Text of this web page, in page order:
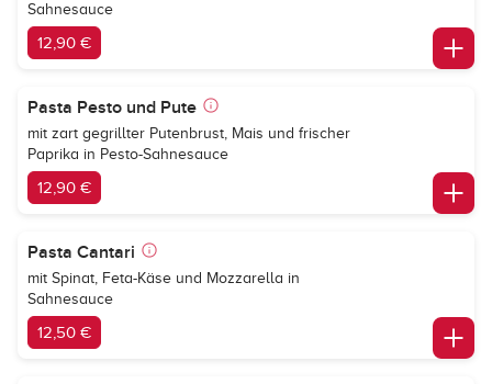
Sahnesauce
12,90 €
Pasta Pesto und Pute
mit zart gegrillter Putenbrust, Mais und frischer
Paprika in Pesto-Sahnesauce
12,90 €
Pasta Cantari
mit Spinat, Feta-Käse und Mozzarella in
Sahnesauce
12,50 €